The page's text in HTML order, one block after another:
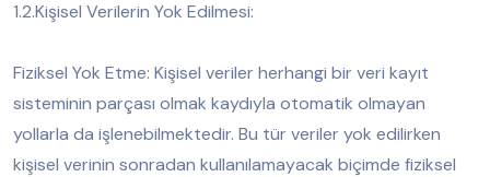
1.2.Kişisel Verilerin Yok Edilmesi:
Fiziksel Yok Etme: Kişisel veriler herhangi bir veri kayıt
sisteminin parçası olmak kaydıyla otomatik olmayan
yollarla da işlenebilmektedir. Bu tür veriler yok edilirken
kişisel verinin sonradan kullanılamayacak biçimde fiziksel